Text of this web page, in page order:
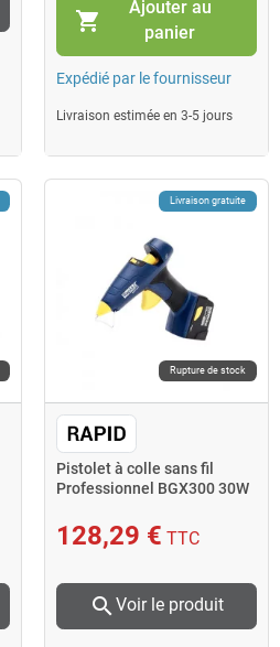
shopping_cart
Ajouter au
panier
Expédié par le fournisseur
Livraison estimée en 3-5 jours
Livraison gratuite
Rupture de stock
Pistolet à colle sans fil
Professionnel BGX300 30W
128,29 € TTC
search Voir le produit